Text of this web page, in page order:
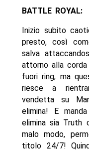
BATTLE ROYAL:
Inizio subito
presto, così
salva
attorno alla corda
fuori ring, ma
riesce a
vendetta su
elimina! E
elimina sia Truth
malo modo,
titolo 24/7!